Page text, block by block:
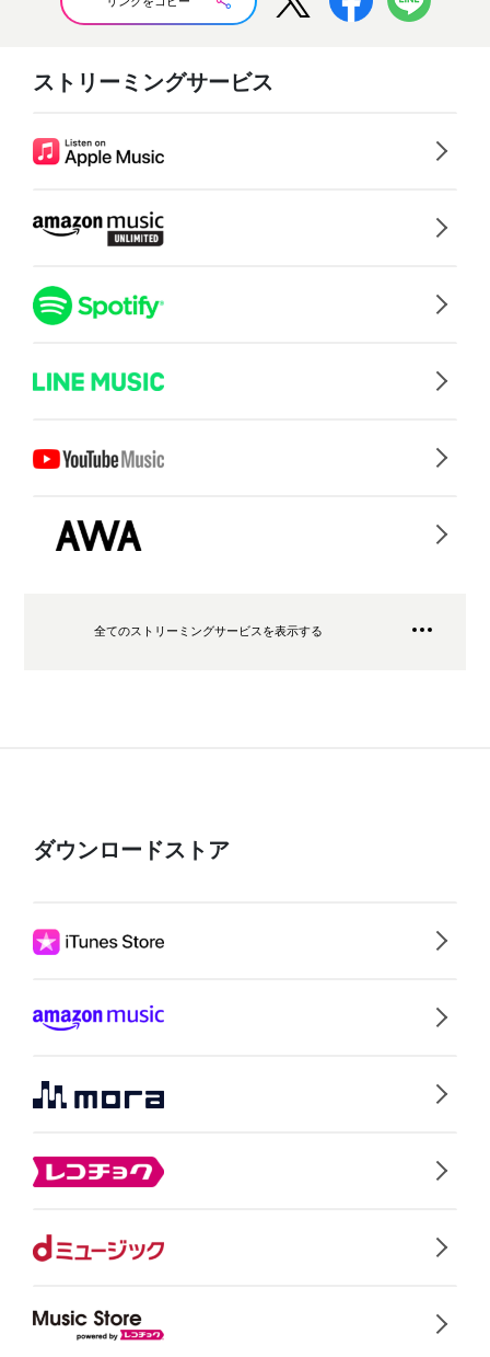
ストリーミングサービス
全てのストリーミングサービスを表示する
ダウンロードストア